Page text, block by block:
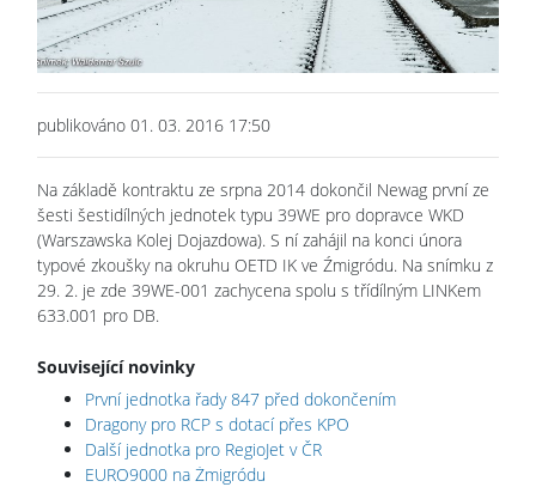
publikováno 01. 03. 2016 17:50
Na základě kontraktu ze srpna 2014 dokončil Newag první ze
šesti šestidílných jednotek typu 39WE pro dopravce WKD
(Warszawska Kolej Dojazdowa). S ní zahájil na konci února
typové zkoušky na okruhu OETD IK ve Źmigródu. Na snímku z
29. 2. je zde 39WE-001 zachycena spolu s třídílným LINKem
633.001 pro DB.
Související novinky
První jednotka řady 847 před dokončením
Dragony pro RCP s dotací přes KPO
Další jednotka pro RegioJet v ČR
EURO9000 na Żmigródu